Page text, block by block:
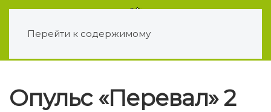
Перейти к содержимому
Опульс «Перевал» 2